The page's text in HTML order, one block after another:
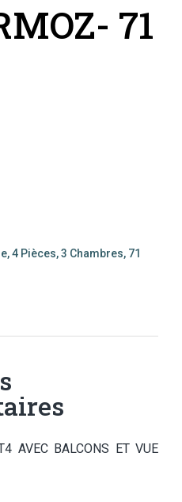
71
4 Pièces, 3 Chambres, 71
AVEC BALCONS ET VUE